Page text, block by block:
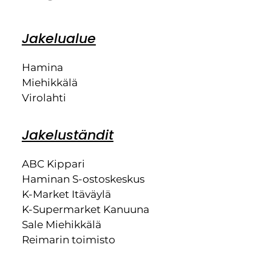
Jakelualue
Hamina
Miehikkälä
Virolahti
Jakeluständit
ABC Kippari
Haminan S-ostoskeskus
K-Market Itäväylä
K-Supermarket Kanuuna
Sale Miehikkälä
Reimarin toimisto